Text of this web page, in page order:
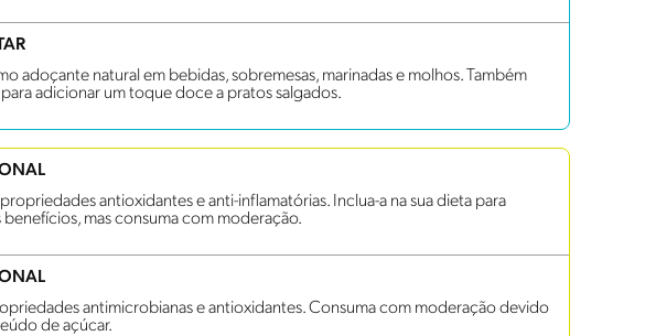
adoçante natural em bebidas, sobremesas, marinadas e molhos. Também
adicionar um toque doce a pratos salgados.
antioxidantes e anti-inflamatórias. Inclua-a na sua dieta para
benefícios, mas consuma com moderação.
antimicrobianas e antioxidantes. Consuma com moderação devido
de açúcar.